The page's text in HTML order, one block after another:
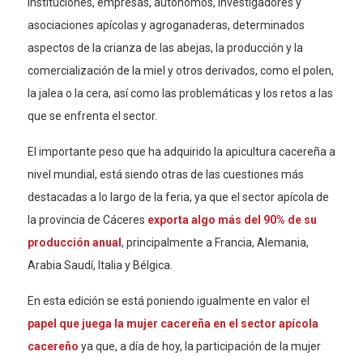
asociaciones apícolas y agroganaderas, determinados
aspectos de la crianza de las abejas, la producción y la
comercialización de la miel y otros derivados, como el polen,
la jalea o la cera, así como las problemáticas y los retos a las
que se enfrenta el sector.
El importante peso que ha adquirido la apicultura cacereña a
nivel mundial, está siendo otras de las cuestiones más
destacadas a lo largo de la feria, ya que el sector apícola de
la provincia de Cáceres exporta algo más del 90% de su
producción anual , principalmente a Francia, Alemania,
Arabia Saudí, Italia y Bélgica.
En esta edición se está poniendo igualmente en valor el
papel que juega la mujer cacereña en el sector apícola
cacereño ya que, a día de hoy, la participación de la mujer